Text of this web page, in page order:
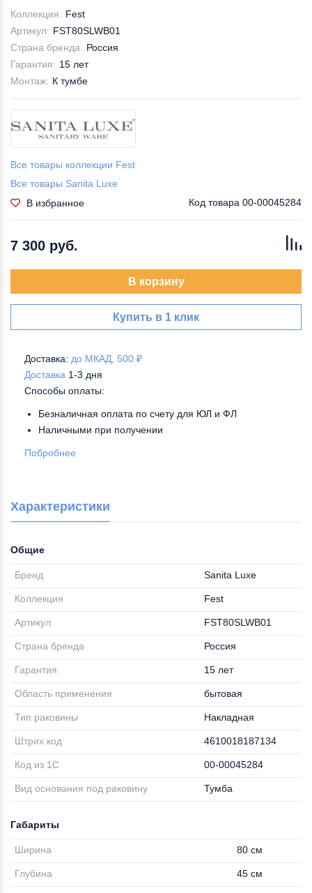
Коллекция: Fest
Артикул: FST80SLWB01
Страна бренда: Россия
Гарантия: 15 лет
Монтаж: К тумбе
Все товары коллекции Fest
Все товары Sanita Luxe
В избранное
Код товара 00-00045284
7 300 руб.
В корзину
Купить в 1 клик
Доставка: до МКАД, 500 ₽
Доставка 1-3 дня
Способы оплаты:
Безналичная оплата по счету для ЮЛ и ФЛ
Наличными при получении
Побробнее
Характеристики
Общие
Бренд Sanita Luxe
Коллекция Fest
Артикул FST80SLWB01
Страна бренда Россия
Гарантия 15 лет
Область применения бытовая
Тип раковины Накладная
Штрих код 4610018187134
Код из 1С 00-00045284
Вид основания под раковину Тумба
Габариты
Ширина 80 см
Глубина 45 см